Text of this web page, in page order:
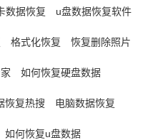
数据恢复 u盘数据恢复软件
格式化恢复 恢复删除照片
如何恢复硬盘数据
恢复热搜 电脑数据恢复
如何恢复u盘数据